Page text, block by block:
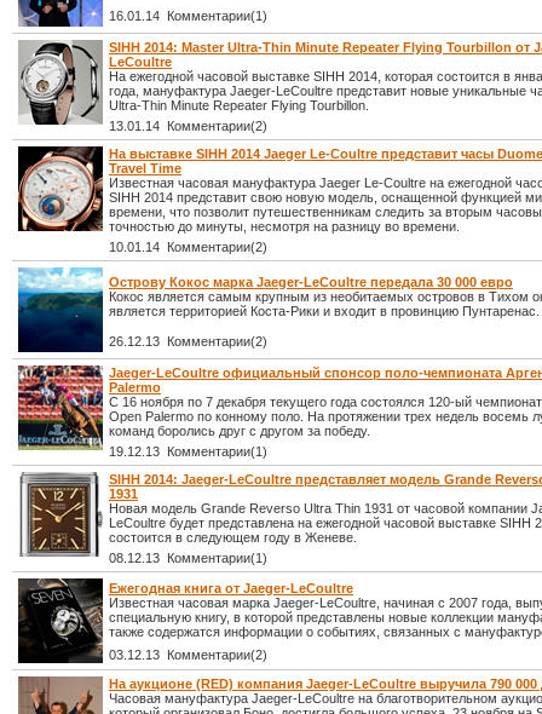
16.01.14 Комментарии(1)
SIHH 2014: Master Ultra-Thin Minute Repeater Flying Tourbillon от
LeCoultre
На ежегодной часовой выставке SIHH 2014, которая состоится в
года, мануфактура Jaeger-LeCoultre представит новые уникальные
Ultra-Thin Minute Repeater Flying Tourbillon.
13.01.14 Комментарии(2)
На выставке SIHH 2014 Jaeger Le-Coultre представит часы
Travel Time
Известная часовая мануфактура Jaeger Le-Coultre на ежегодной
SIHH 2014 представит свою новую модель, оснащенной функцией
времени, что позволит путешественникам следить за вторым
точностью до минуты, несмотря на разницу во времени.
10.01.14 Комментарии(2)
Острову Кокос марка Jaeger-LeCoultre передала 30 000 евро
Кокос является самым крупным из необитаемых островов в Тихом
является территорией Коста-Рики и входит в провинцию Пунтаренас.
26.12.13 Комментарии(2)
Jaeger-LeCoultre официальный спонсор поло-чемпионата
Palermo
С 16 ноября по 7 декабря текущего года состоялся 120-ый
Open Palermo по конному поло. На протяжении трех недель восемь
команд боролись друг с другом за победу.
19.12.13 Комментарии(1)
SIHH 2014: Jaeger-LeCoultre представляет модель Grande
1931
Новая модель Grande Reverso Ultra Thin 1931 от часовой компании
LeCoultre будет представлена на ежегодной часовой выставке SIHH
состоится в следующем году в Женеве.
08.12.13 Комментарии(1)
Ежегодная книга от Jaeger-LeCoultre
Известная часовая марка Jaeger-LeCoultre, начиная с 2007 года,
специальную книгу, в которой представлены новые коллекции
также содержатся информации о событиях, связанных с
03.12.13 Комментарии(2)
На аукционе (RED) компания Jaeger-LeCoultre выручила 790
Часовая мануфактура Jaeger-LeCoultre на благотворительном